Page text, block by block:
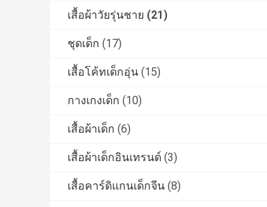
เสื้อผ้าวัยรุ่นชาย (21)
ชุดเด็ก (17)
เสื้อโค้ทเด็กอุ่น (15)
กางเกงเด็ก (10)
เสื้อผ้าเด็ก (6)
เสื้อผ้าเด็กอินเทรนด์ (3)
เสื้อคาร์ดิแกนเด็กจีน (8)